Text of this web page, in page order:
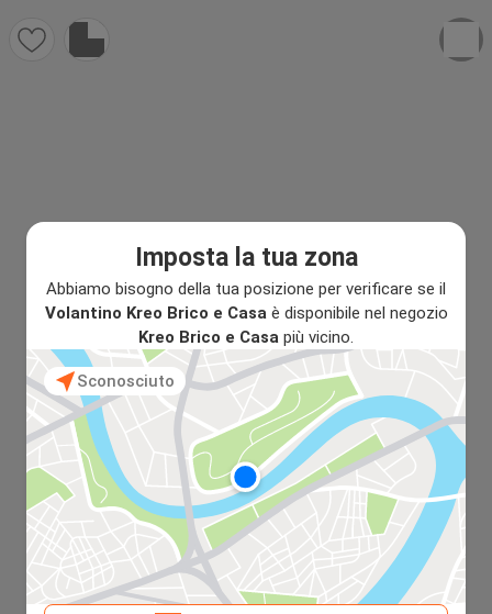
Imposta la tua zona
Abbiamo bisogno della tua posizione per verificare se il
Volantino Kreo Brico e Casaè disponibile nel negozio
Kreo Brico e Casa più vicino.
Sconosciuto